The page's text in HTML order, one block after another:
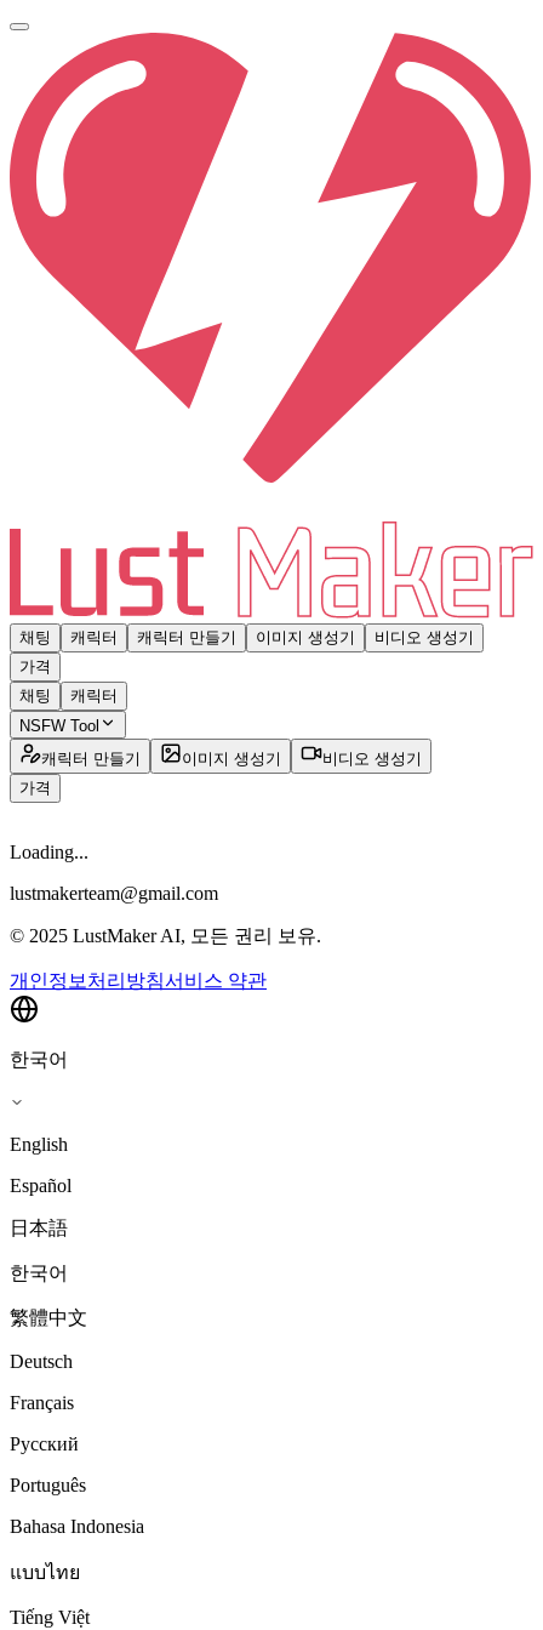
채팅 캐릭터 캐릭터 만들기 이미지 생성기
비디오 생성기
가격
채팅
캐릭터
NSFW Tool
캐릭터 만들기
이미지 생성기
비디오 생성기
가격
Loading...
lustmakerteam@gmail.com
© 2025 LustMaker AI, 모든 권리 보유.
개인정보처리방침서비스 약관
한국어
English
Español
日本語
한국어
繁體中文
Deutsch
Français
Русский
Português
Bahasa Indonesia
แบบไทย
Tiếng Việt